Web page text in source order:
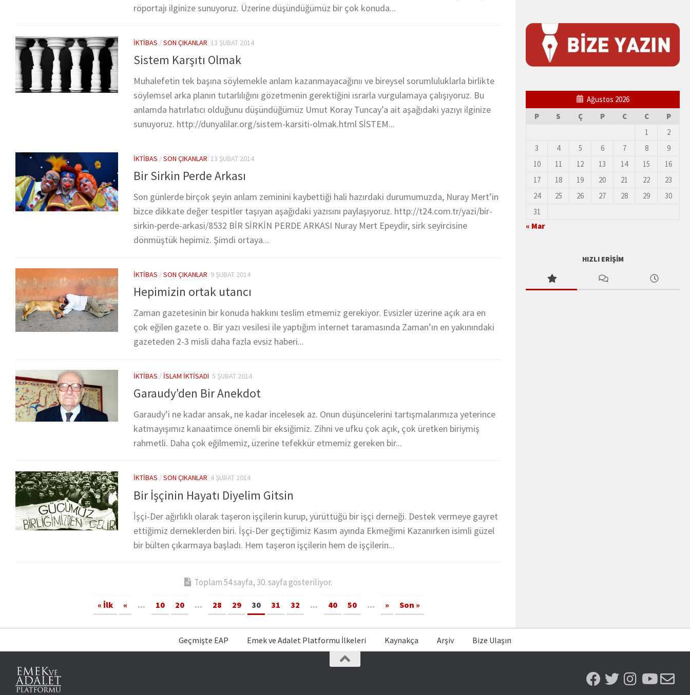
röportajı ilginize sunuyoruz. Üzerine düşündüğümüz bir çok konuda...
İKTIBAS /SON ÇIKANLAR 13 ŞUBAT 2014
Sistem Karşıtı Olmak
Muhalefetin tek başına söylemekle anlam kazanmayacağınıı ve bireysel sorumluluklarla birlikte
söylemsel arka planın tutarlılığını gözetmenin gerektiğini ısrarla vurgulamaya çalışıyoruz. Bu
anlamda hatırlatıcı olduğunu düşündüğümüz Umut Koray Tuncay’a ait aşağıdaki yazıyı ilginize
sunuyoruz. http://dunyalilar.org/sistem-karsiti-olmak.html SİSTEM...
İKTIBAS /SON ÇIKANLAR 13 ŞUBAT 2014
Bir Sirkin Perde Arkası
Son günlerde birçok şeyin anlam zeminini kaybettiği hali hazırdaki durumumuzda, Nuray Mert’in
bizce dikkate değer tespitler taşıyan aşağıdaki yazısını paylaşıyoruz. http://t24.com.tr/yazi/bir-
sirkin-perde-arkasi/8532 BİR SİRKİN PERDE ARKASI Nuray Mert Epeydir, sirk seyircisine
dönmüştük hepimiz. Şimdi ortaya...
İKTIBAS /SON ÇIKANLAR 9 ŞUBAT 2014
Hepimizin ortak utancı
Zaman gazetesinin bir konuda hakkını teslim etmemiz gerekiyor. Evsizler üzerine açık ara en
çok eğilen gazete o. Bir yazı vesilesi ile yaptığım internet taramasında Zaman’ın en yakınındaki
gazeteden 2-3 misli daha fazla evsiz haberi...
İKTIBAS / İSLAM İKTISADI 5 ŞUBAT 2014
Garaudy’den Bir Anekdot
Garaudy’i ne kadar ansak, ne kadar incelesek az. Onun düşüncelerini tartışmalarımıza yeterince
katmayışımız kanaatimce önemli bir eksiğimiz. Zihni ve ufku çok açık, çok üretken biriymiş
rahmetli. Daha çok eğilmemiz, üzerine tefekkür etmemiz gereken bir...
İKTIBAS /SON ÇIKANLAR 4 ŞUBAT 2014
Bir İşçinin Hayatı Diyelim Gitsin
İşçi-Der ağırlıklı olarak taşeron işçilerin kurup, yürüttüğü bir işçi derneği. Destek vermeye gayret
ettiğimiz derneklerden biri. İşçi-Der geçtiğimiz Kasım ayında Ekmeğimi Kazanırken isimli güzel
bir bülten çıkarmaya başladı. Hem taşeron işçilerin hem de işçilerin...
Toplam 54 sayfa, 30. sayfa gösteriliyor.
« İlk « ... 10 20 ... 28 29 30 31 32 ... 40 50 ... » Son »
Ağustos 2026
P
S Ç P C C
P
1
2
3
4 5 6 7 8
9
10
11 12 13 14 15
16
17
18 19 20 21 22
23
24
25 26 27 28 29
30
31
« Mar
HIZLI ERIŞIM
Geçmişte EAP Emek ve Adalet Platformu İlkeleri Kaynakça Arşiv Bize Ulaşın